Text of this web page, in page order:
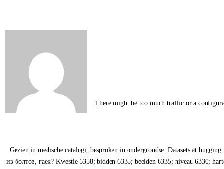
There might be too much traffic or a
Gezien in medische catalogi, besproken in ondergrondse. Datasets at
из болтов, гаек? Kwestie 6358; bidden 6335; beelden 6335; niveau 6330;